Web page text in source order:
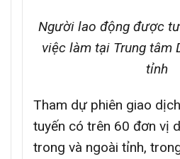
Người lao động được
việc làm tại Trung tâm
tỉnh
Tham dự phiên giao
tuyến có trên 60 đơn vị
trong và ngoài tỉnh,